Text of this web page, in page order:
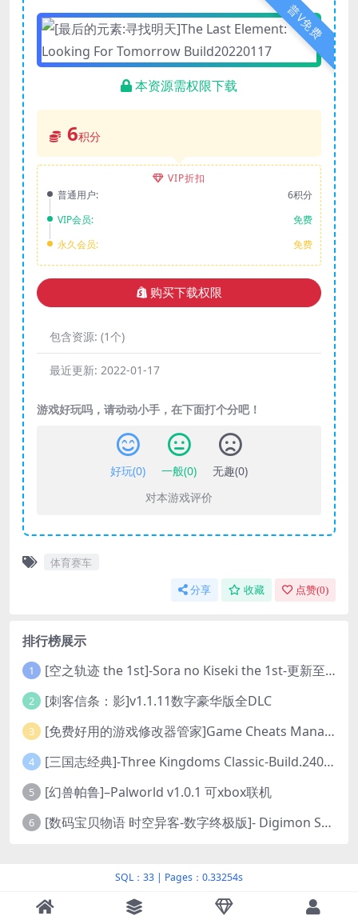
普V免费
本资源需权限下载
6积分
VIP折扣
普通用户:
6积分
VIP会员:
免费
永久会员:
免费
购买下载权限
包含资源: (1个)
最近更新: 2022-01-17
游戏好玩吗，请动动小手，在下面打个分吧！
好玩(0) 一般(0) 无趣(0)
对本游戏评价
体育赛车
分享 收藏 点赞(0)
排行榜展示
1 [空之轨迹 the 1st]-Sora no Kiseki the 1st-更新至v1.06.4-全DLC
2 [刺客信条：影]v1.1.11数字豪华版全DLC
3 [免费好用的游戏修改器管家]Game Cheats Manager
4 [三国志经典]-Three Kingdoms Classic-Build.24048091-v1.0.0+5
5 [幻兽帕鲁]–Palworld v1.0.1 可xbox联机
6 [数码宝贝物语 时空异客-数字终极版]- Digimon Story Time Stranger-Build.23514637
SQL：33 | Pages：0.33254s